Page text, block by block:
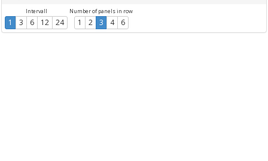
Intervall
1 3 6 12 24
Number of panels in row
1 2 3 4 6